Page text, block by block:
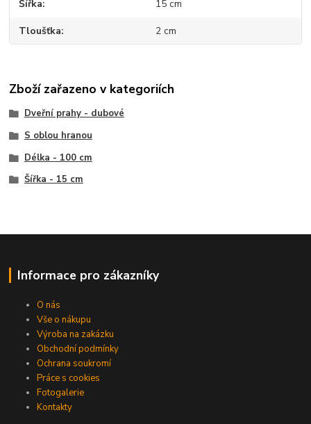
Šířka 15 cm
Tloušťka 2 cm
Zboží zařazeno v kategoriích
Dveřní prahy - dubové
S oblou hranou
Délka - 100 cm
Šířka - 15 cm
Informace pro zákazníky
O nás
Vše o nákupu
Výroba na zakázku
Obchodní podmínky
Ochrana soukromí
Práce s cookies
Fotogalerie
Kontakty